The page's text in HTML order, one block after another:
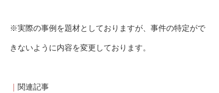
※実際の事例を題材としておりますが、事件の特定がで
きないように内容を変更しております。
関連記事